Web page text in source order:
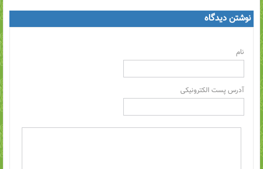
نوشتن دیدگاه
نام
آدرس پست الکترونیکی